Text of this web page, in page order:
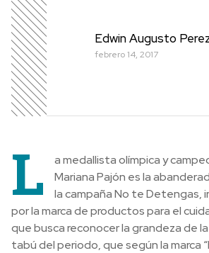
Edwin Augusto
febrero 14, 2017
L
a medallista olímpica y
Mariana Pajón es la
la campaña No te Detengas,
por la marca de productos para el
que busca reconocer la grandeza de
tabú del periodo, que según la marca